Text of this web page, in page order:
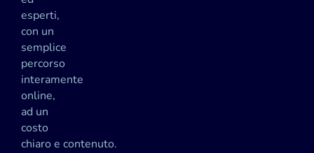
esperti,
con un
semplice
percorso
interamente
online,
ad un
costo
chiaro e contenuto.